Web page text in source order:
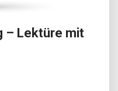
– Lektüre mit